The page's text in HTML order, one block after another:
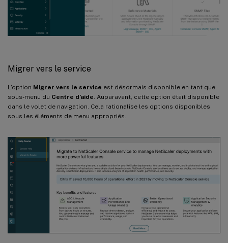
Migrer vers le service
L’option Migrer vers le service est désormais disponible en tant que
sous-menu du Centre d’aide . Auparavant, cette option était disponible
dans le volet de navigation. Cela rationalise les options disponibles
sous les éléments de menu appropriés.